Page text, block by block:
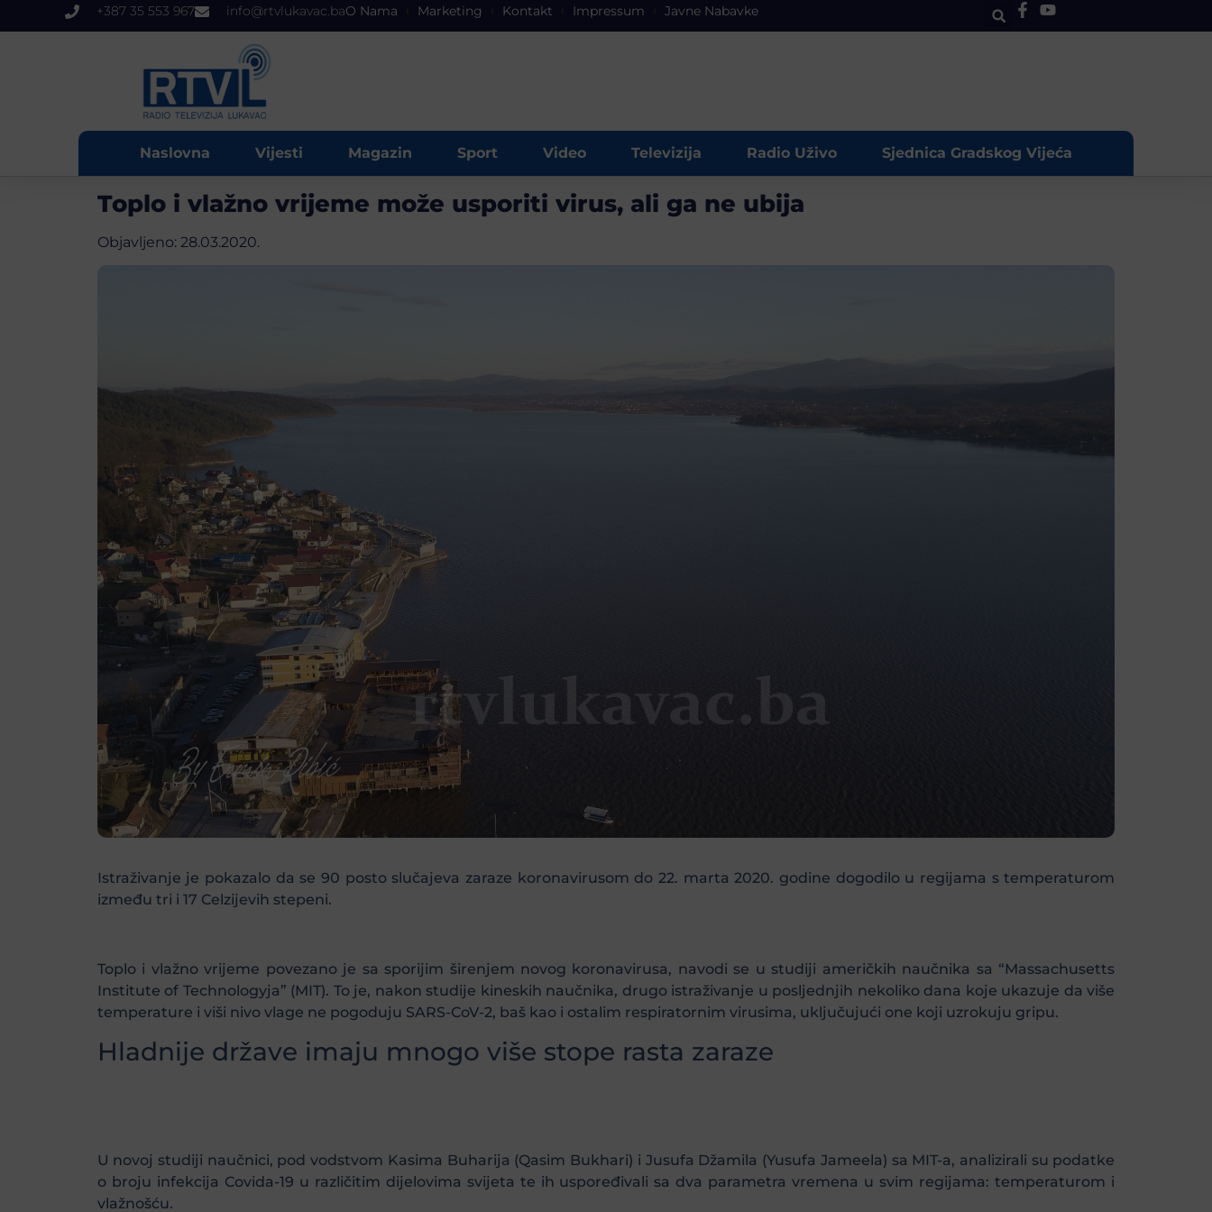
+387 35 553 967 info@rtvlukavac.baO Nama Marketing Kontakt Impressum Javne Nabavke
Naslovna Vijesti Magazin Sport Video Televizija Radio Uživo Sjednica Gradskog Vijeća
Toplo i vlažno vrijeme može usporiti virus, ali ga ne ubija
Objavljeno: 28.03.2020.
Istraživanje je pokazalo da se 90 posto slučajeva zaraze koronavirusom do 22. marta 2020. godine dogodilo u regijama s temperaturom
između tri i 17 Celzijevih stepeni.
Toplo i vlažno vrijeme povezano je sa sporijim širenjem novog koronavirusa, navodi se u studiji američkih naučnika sa “Massachusetts
Institute of Technologyja” (MIT). To je, nakon studije kineskih naučnika, drugo istraživanje u posljednjih nekoliko dana koje ukazuje da više
temperature i viši nivo vlage ne pogoduju SARS-CoV-2, baš kao i ostalim respiratornim virusima, uključujući one koji uzrokuju gripu.
Hladnije države imaju mnogo više stope rasta zaraze
U novoj studiji naučnici, pod vodstvom Kasima Buharija (Qasim Bukhari) i Jusufa Džamila (Yusufa Jameela) sa MIT-a, analizirali su podatke
o broju infekcija Covida-19 u različitim dijelovima svijeta te ih uspoređivali sa dva parametra vremena u svim regijama: temperaturom i
vlažnošću.